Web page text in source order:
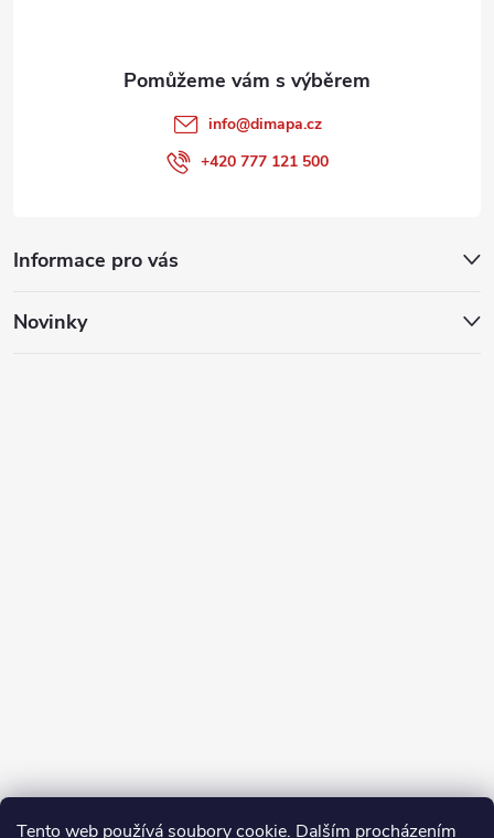
Tento web používá soubory cookie. Dalším procházením
Informace pro vás
Novinky
info@dimapa.cz
+420 777 121 500